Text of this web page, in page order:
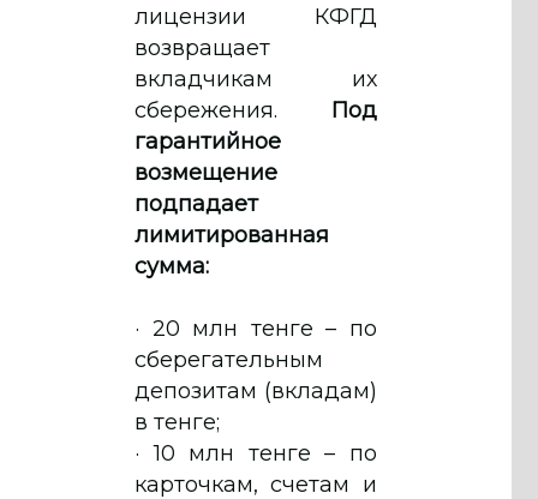
лицензии КФГД
возвращает
вкладчикам их
сбережения.
Под
гарантийное
возмещение
подпадает
лимитированная
сумма:
· 20 млн тенге – по
сберегательным
депозитам (вкладам)
в тенге;
· 10 млн тенге – по
карточкам, счетам и